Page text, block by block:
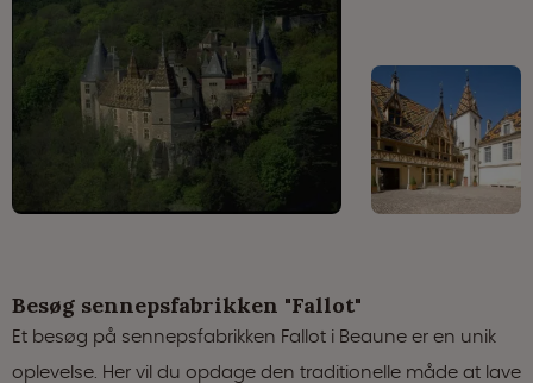
Besøg sennepsfabrikken "Fallot"
Et besøg på sennepsfabrikken Fallot i Beaune er en unik
oplevelse. Her vil du opdage den traditionelle måde at lave